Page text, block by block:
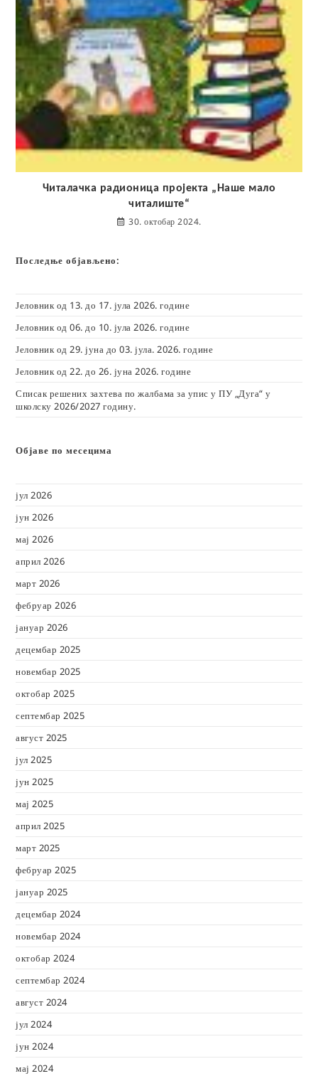
Читалачка радионица пројекта „Наше мало
читалиште“
30. октобар 2024.
Последње објављено:
Јеловник од 13. до 17. јула 2026. године
Јеловник од 06. до 10. јула 2026. године
Јеловник од 29. јуна до 03. јула. 2026. године
Јеловник од 22. до 26. јуна 2026. године
Списак решених захтева по жалбама за упис у ПУ „Дуга“ у
школску 2026/2027 годину.
Објаве по месецима
јул 2026
јун 2026
мај 2026
април 2026
март 2026
фебруар 2026
јануар 2026
децембар 2025
новембар 2025
октобар 2025
септембар 2025
август 2025
јул 2025
јун 2025
мај 2025
април 2025
март 2025
фебруар 2025
јануар 2025
децембар 2024
новембар 2024
октобар 2024
септембар 2024
август 2024
јул 2024
јун 2024
мај 2024